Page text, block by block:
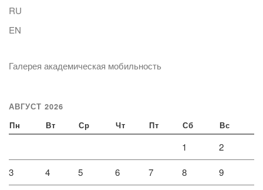
RU
EN
Галерея академическая мобильность
АВГУСТ 2026
Пн Вт Ср Чт Пт Сб Вс
1 2
3 4 5 6 7 8 9